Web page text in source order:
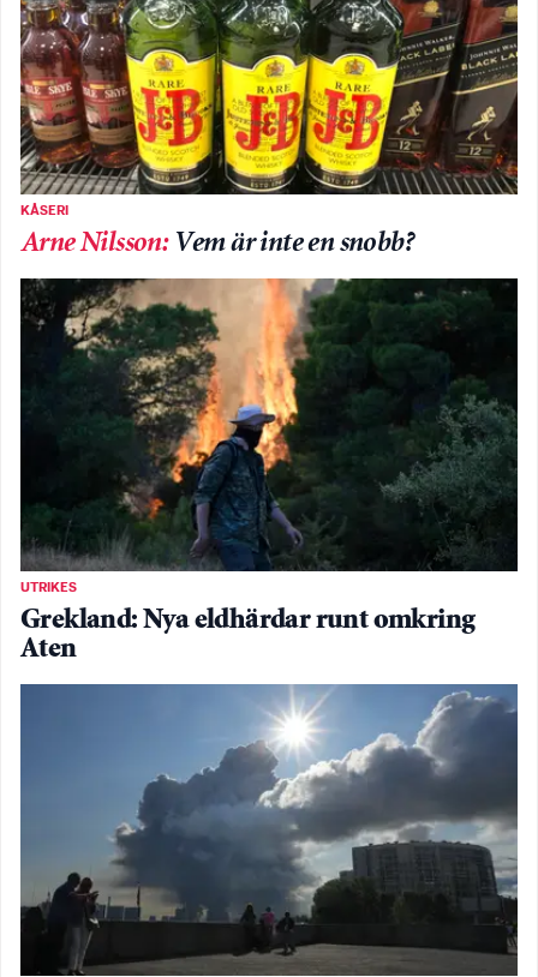
KÅSERI
Arne Nilsson: Vem är inte en snobb?
UTRIKES
Grekland: Nya eldhärdar runt omkring
Aten